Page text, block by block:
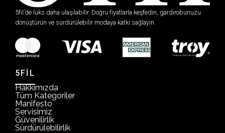
5fil’de lüks daha ulaşılabilir. Doğru fiyatlarla keşfedin, gardırobunuzu
dönüştürün ve sürdürülebilir modaya katkı sağlayın.
5FİL
Hakkımızda
Tüm Kategoriler
Manifesto
Servisimiz
Güvenilirlik
Sürdürülebilirlik